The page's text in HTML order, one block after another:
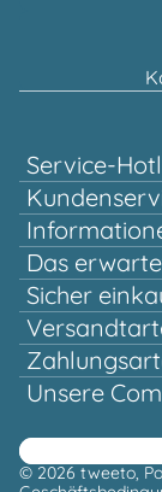
Service-
Unterstützung
0151 58707657
Mo-Di & Do-Fr,
Oder über unser
Das
Schnelles
Qualität, die sich
Schon ab
Sicher
Mehrfach
Unsere
© 2026 tweeto,